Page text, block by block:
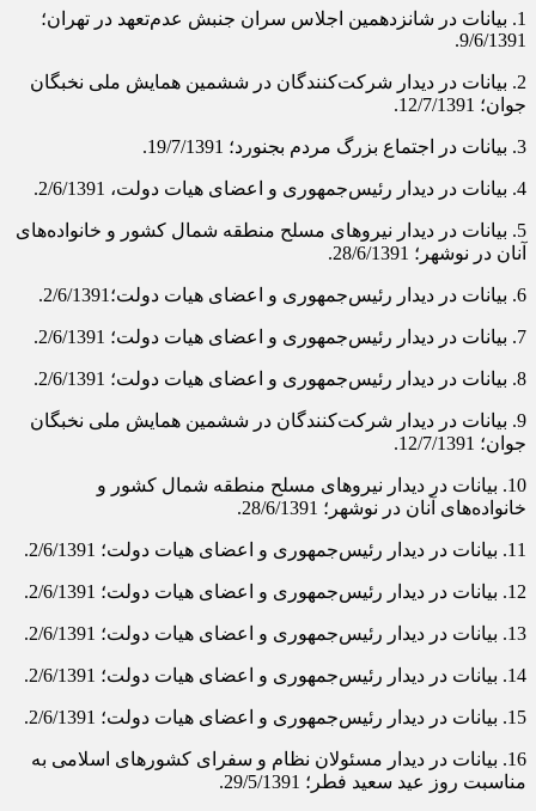
1. بیانات در شانزدهمین اجلاس سران جنبش عدم‌تعهد در تهران؛
9/6/1391.
2. بیانات در دیدار شركت‌كنندگان در ششمین همایش ملی نخبگان
جوان؛ 12/7/1391.
3. بیانات در اجتماع بزرگ مردم بجنورد؛ 19/7/1391.
4. بیانات در دیدار رئیس‌جمهوری و اعضاى هیات دولت‌، 2/6/1391.
5. بیانات در دیدار نیروهاى مسلح منطقه‌ شمال كشور و خانواده‌هاى
آنان در نوشهر؛ 28/6/1391.
6. بیانات در دیدار رئیس‌جمهوری و اعضاى هیات دولت؛2/6/1391.
7. بیانات در دیدار رئیس‌جمهوری و اعضاى هیات دولت‌؛ 2/6/1391.
8. بیانات در دیدار رئیس‌جمهوری و اعضاى هیات دولت‌؛ 2/6/1391.
9. بیانات در دیدار شركت‌كنندگان در ششمین همایش ملی نخبگان
جوان؛ 12/7/1391.
10. بیانات در دیدار نیروهاى مسلح منطقه‌ شمال كشور و
خانواده‌هاى آنان در نوشهر؛ 28/6/1391.
11. بیانات در دیدار رئیس‌جمهوری و اعضاى هیات دولت‌؛ 2/6/1391.
12. بیانات در دیدار رئیس‌جمهوری و اعضاى هیات دولت‌؛ 2/6/1391.
13. بیانات در دیدار رئیس‌جمهوری و اعضاى هیات دولت‌؛ 2/6/1391.
14. بیانات در دیدار رئیس‌جمهوری و اعضاى هیات دولت‌؛ 2/6/1391.
15. بیانات در دیدار رئیس‌جمهوری و اعضاى هیات دولت‌؛ 2/6/1391.
16. بیانات در دیدار مسئولان نظام و سفرای كشورهای اسلامی به
مناسبت روز عید سعید فطر؛ 29/5/1391.